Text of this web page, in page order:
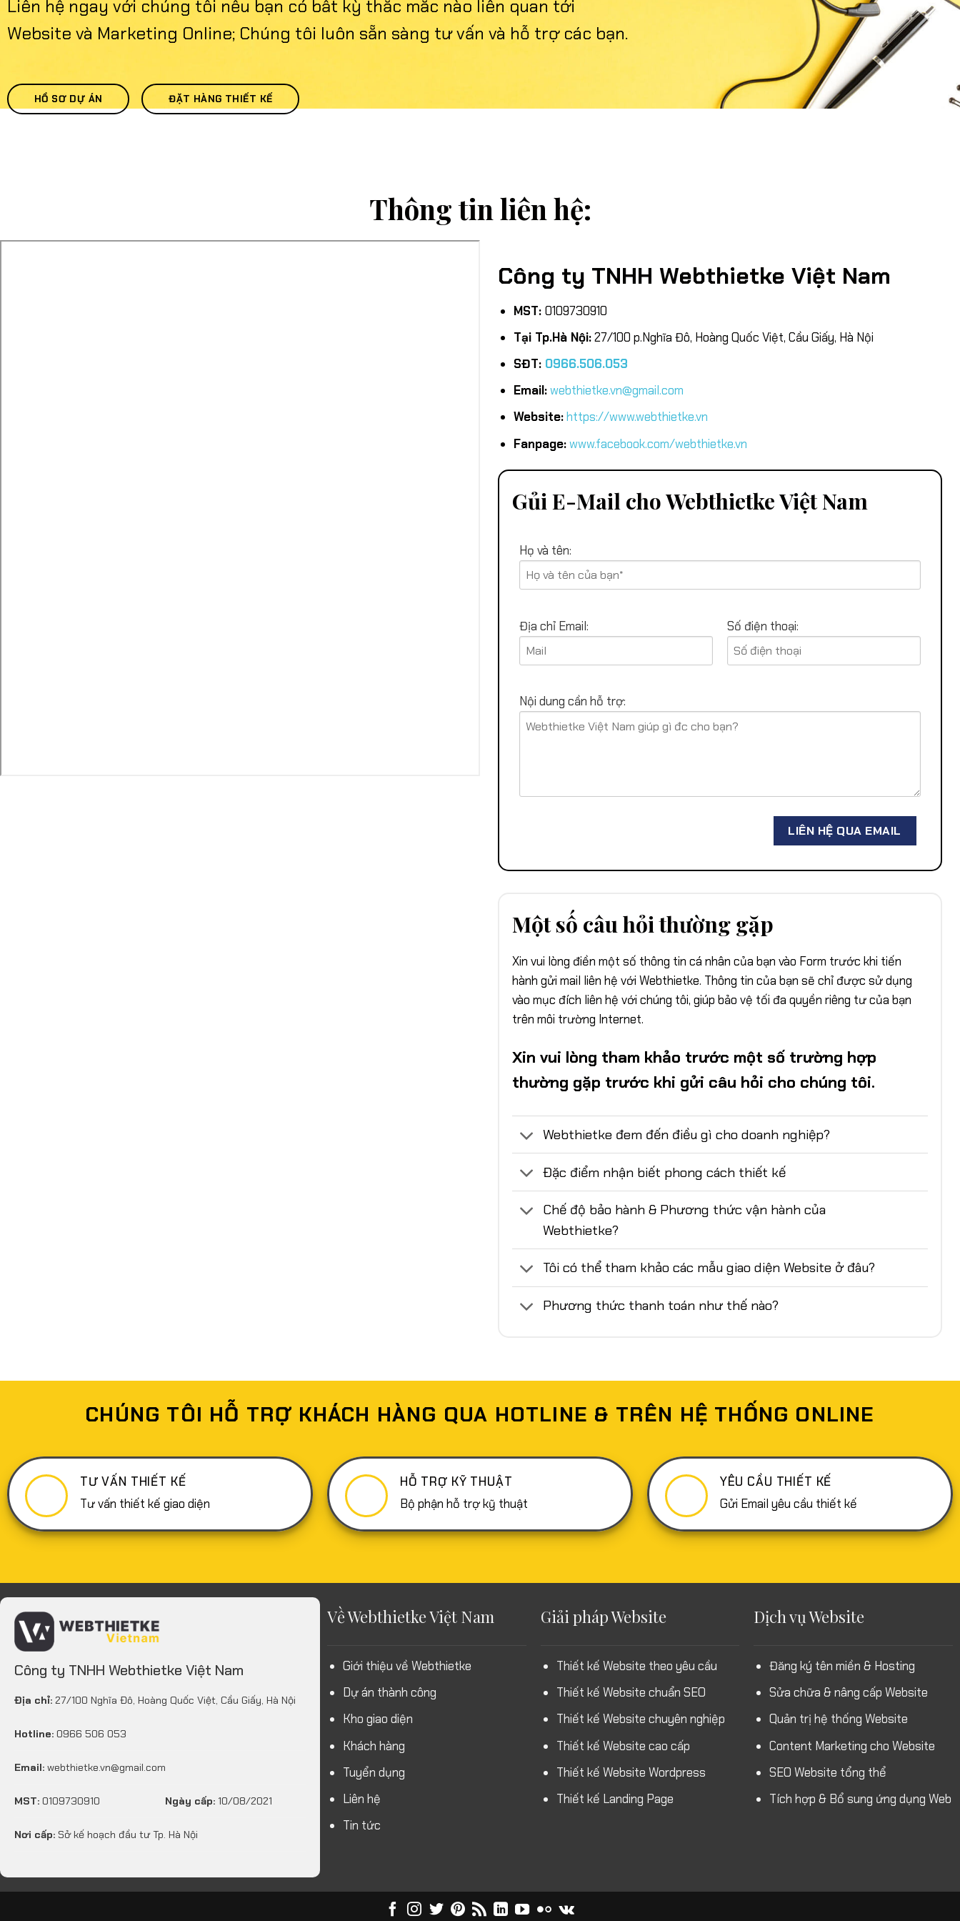
Liên hệ ngay với chúng tôi nếu bạn có bất kỳ thắc mắc nào liên quan tới
Website và Marketing Online; Chúng tôi luôn sẵn sàng tư vấn và hỗ trợ các bạn.
HỒ SƠ DỰ ÁN ĐẶT HÀNG THIẾT KẾ
Thông tin liên hệ:
Công ty TNHH Webthietke Việt Nam
MST:0109730910
Tại Tp.Hà Nội:27/100 p.Nghĩa Đô, Hoàng Quốc Việt, Cầu Giấy, Hà Nội
SĐT: 0966.506.053
Email:webthietke.vn@gmail.com
Website:https://www.webthietke.vn
Fanpage:www.facebook.com/webthietke.vn
Gủi E-Mail cho Webthietke Việt Nam
Họ và tên:
Địa chỉ Email: Số điện thoại:
Nội dung cần hỗ trợ:
Một số câu hỏi thường gặp
Xin vui lòng điền một số thông tin cá nhân của bạn vào Form trước khi tiến
hành gửi mail liên hệ với Webthietke. Thông tin của bạn sẽ chỉ được sử dụng
vào mục đích liên hệ với chúng tôi, giúp bảo vệ tối đa quyền riêng tư của bạn
trên môi trường Internet.
Xin vui lòng tham khảo trước một số trường hợp
thường gặp trước khi gửi câu hỏi cho chúng tôi.
Webthietke đem đến điều gì cho doanh nghiệp?
Đặc điểm nhận biết phong cách thiết kế
Chế độ bảo hành & Phương thức vận hành của
Webthietke?
Tôi có thể tham khảo các mẫu giao diện Website ở đâu?
Phương thức thanh toán như thế nào?
CHÚNG TÔI HỖ TRỢ KHÁCH HÀNG QUA HOTLINE & TRÊN HỆ THỐNG ONLINE
TƯ VẤN THIẾT KẾ
Tư vấn thiết kế giao diện
HỖ TRỢ KỸ THUẬT
Bộ phận hỗ trợ kỹ thuật
YÊU CẦU THIẾT KẾ
Gửi Email yêu cầu thiết kế
Công ty TNHH Webthietke Việt Nam
Địa chỉ:27/100 Nghĩa Đô, Hoàng Quốc Việt, Cầu Giấy, Hà Nội
Hotline: 0966 506 053
Email: webthietke.vn@gmail.com
MST:0109730910 Ngày cấp:10/08/2021
Nơi cấp:Sở kế hoạch đầu tư Tp. Hà Nội
Về Webthietke Việt Nam
Giới thiệu về Webthietke
Dự án thành công
Kho giao diện
Khách hàng
Tuyển dụng
Liên hệ
Tin tức
Giải pháp Website
Thiết kế Website theo yêu cầu
Thiết kế Website chuẩn SEO
Thiết kế Website chuyên nghiệp
Thiết kế Website cao cấp
Thiết kế Website Wordpress
Thiết kế Landing Page
Dịch vụ Website
Đăng ký tên miền & Hosting
Sửa chữa & nâng cấp Website
Quản trị hệ thống Website
Content Marketing cho Website
SEO Website tổng thể
Tích hợp & Bổ sung ứng dụng Web